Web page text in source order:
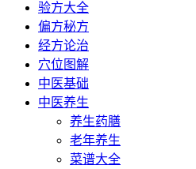
验方大全
偏方秘方
经方论治
穴位图解
中医基础
中医养生
养生药膳
老年养生
菜谱大全